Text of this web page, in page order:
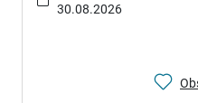
30.08.2026